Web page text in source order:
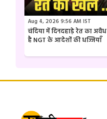
Aug 4, 2026 9:56 AM IST
चंदिया में दिनदहाड़े रेत का अवैध
है NGT के आदेशों की धज्जियाँ